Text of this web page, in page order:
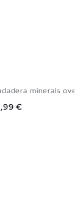
minerals
€